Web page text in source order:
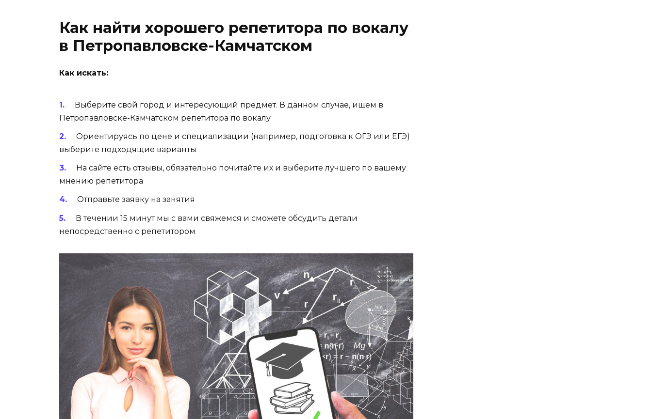
Как найти хорошего репетитора по вокалу
в Петропавловске-Камчатском
Как искать:
Выберите свой город и интересующий предмет. В данном случае, ищем в
Петропавловске-Камчатском репетитора по вокалу
Ориентируясь по цене и специализации (например, подготовка к ОГЭ или ЕГЭ)
выберите подходящие варианты
На сайте есть отзывы, обязательно почитайте их и выберите лучшего по вашему
мнению репетитора
Отправьте заявку на занятия
В течении 15 минут мы с вами свяжемся и сможете обсудить детали
непосредственно с репетитором